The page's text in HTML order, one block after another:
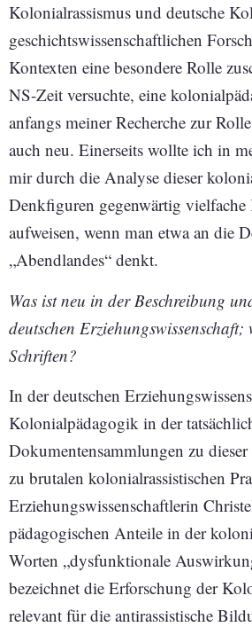
Kolonialrassismus und deutsche
geschichtswissenschaftlichen
Kontexten eine besondere Rolle
NS-Zeit versuchte, eine
anfangs meiner Recherche zur
auch neu. Einerseits wollte ich in
mir durch die Analyse dieser
Denkfiguren gegenwärtig
aufweisen, wenn man etwa an die
„Abendlandes“ denkt.
Was ist neu in der Beschreibung
deutschen
Schriften?
In der deutschen
Kolonialpädagogik in der
Dokumentensammlungen zu
zu brutalen kolonialrassistischen
Erziehungswissenschaftlerin
pädagogischen Anteile in der
Worten „dysfunktionale
bezeichnet die Erforschung der
relevant für die antirassistische